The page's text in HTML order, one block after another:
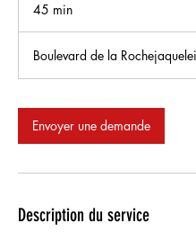
45 min
i
n
Boulevard de la
Envoyer une demande
Description du service